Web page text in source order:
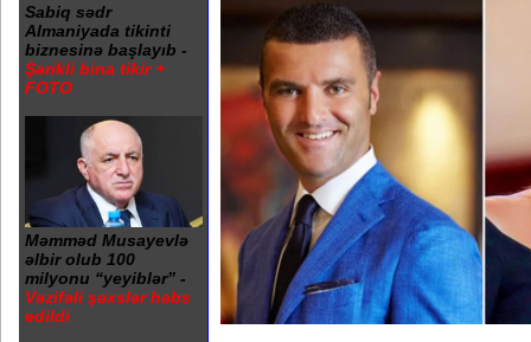
Sabiq sədr
Almaniyada tikinti
biznesinə başlayıb -
Şərikli bina tikir +
FOTO
Məmməd Musayevlə
əlbir olub 100
milyonu “yeyiblər” -
Vəzifəli şəxslər həbs
edildi